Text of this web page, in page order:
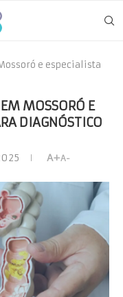
e especialista
EM MOSSORÓ E
DIAGNÓSTICO
A+A-